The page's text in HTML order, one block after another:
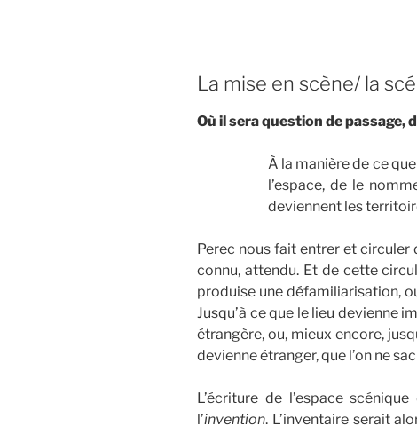
La mise en scène/ la
Où il sera question de passage,
À la manière de ce
l’espace, de le
deviennent les
Perec nous fait entrer et circuler
connu, attendu. Et de cette
produise une défamiliarisation,
Jusqu’à ce que le lieu devienne
étrangère, ou, mieux encore,
devienne étranger, que l’on ne
L’écriture de l’espace
l’invention. L’inventaire serait